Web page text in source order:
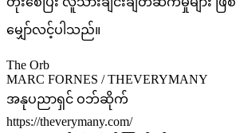
မျှော်လင့်ပါသည်။
The Orb
MARC FORNES / THEVERYMANY
အနုပညာရှင် ဝဘ်ဆိုက်
https://theverymany.com/